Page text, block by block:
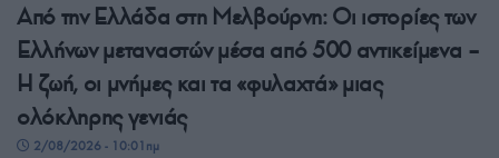
Από την Ελλάδα στη Μελβούρνη: Οι ιστορίες των
Ελλήνων μεταναστών μέσα από 500 αντικείμενα –
Η ζωή, οι μνήμες και τα «φυλαχτά» μιας
ολόκληρης γενιάς
2/08/2026 - 10:01πμ